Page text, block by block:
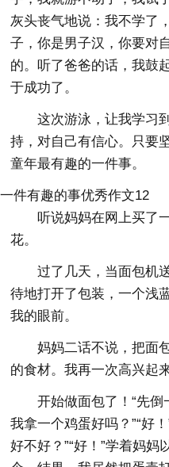
灰头丧气地说：我不学了
子，你是男子汉，你要对
的。听了爸爸的话，我鼓
于成功了。
这次游泳，让我学习
持，对自己有信心。只要
童年最有趣的一件事。
一件有趣的事优秀作文12
听说妈妈在网上买了
花。
过了几天，当面包机
待地打开了包装，一个浅
我的眼前。
妈妈二话不说，把面
的食材。我再一次高兴起
开始做面包了！“先倒
我拿一个鸡蛋好吗？”“好
好不好？”“好！”学着妈